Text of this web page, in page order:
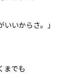
いからさ。」
までも